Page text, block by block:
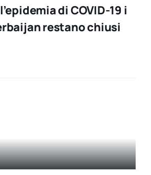
di COVID-19 i
restano chiusi